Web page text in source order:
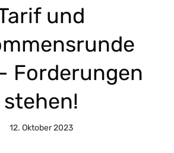
und
Forderungen
stehen!
12. Oktober 2023